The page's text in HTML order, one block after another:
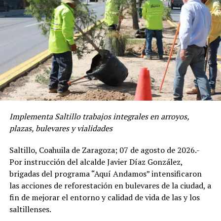
En estos puntos, personal municipal trabaja con apoyo
de maquinaria especializada a base de calor, con la que
eliminan tramos de pavimento dañado y aplican asfalto
caliente, además de realizar acciones de nivelación de
superficie y compactación.
“Trabajamos de manera estratégica y constante para
atender los tramos con mayor desgaste y brindar a las y
expresó el alcalde Javier Díaz.
sellado de grietas mediante maquinaria innovadora en
distintos tramos del bulevar Venustiano Carranza, como
parte del mantenimiento preventivo para evitar fisuras
y mayores daños en el pavimento.
De manera simultánea, brigadas de Infraestructura y
Implementa Saltillo trabajos integrales en arroyos,
plazas, bulevares y vialidades
Saltillo, Coahuila de Zaragoza; 07 de agosto de 2026.-
Por instrucción del alcalde Javier Díaz González,
brigadas del programa “Aquí Andamos” intensificaron
las acciones de reforestación en bulevares de la ciudad, a
fin de mejorar el entorno y calidad de vida de las y los
saltillenses.